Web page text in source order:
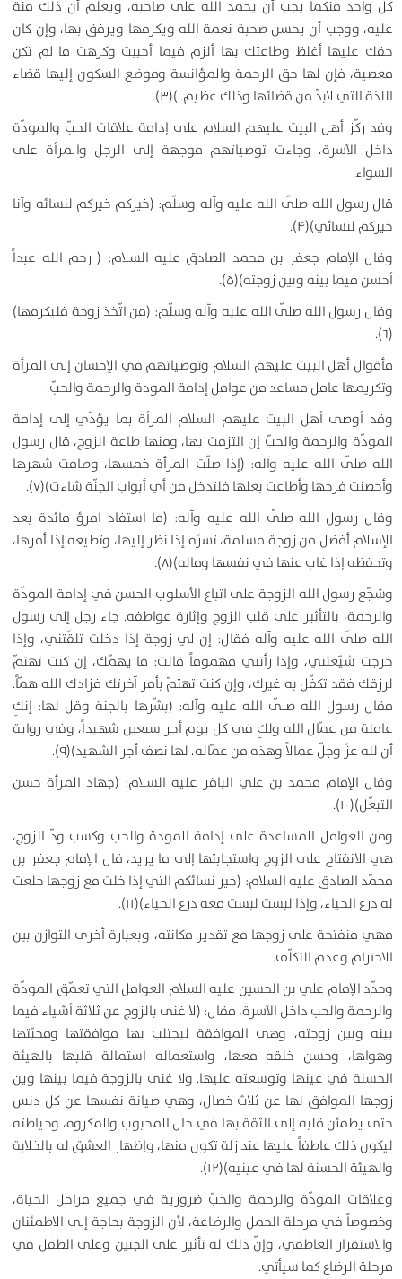
كل واحد منكما يجب أن يحمد الله على صاحبه، ويعلم أن ذلك منة
عليه، ووجب أن يحسن صحبة نعمة الله ويكرمها ويرفق بها، وإن كان
حقك عليها أغلظ وطاعتك بها ألزم فيما أحببت وكرهت ما لم تكن
معصية، فإن لها حق الرحمة والمؤانسة وموضع السكون إليها قضاء
اللذة التي لابدّ من قضائها وذلك عظيم..)(۳).
وقد ركّز أهل البيت عليهم السلام على إدامة علاقات الحبّ والمودّة
داخل الأسرة، وجاءت توصياتهم موجهة إلى الرجل والمرأة على
السواء.
قال رسول الله صلّى الله عليه وآله وسلّم: (خيركم خيركم لنسائه وأنا
خيركم لنسائي)(۴).
وقال الإمام جعفر بن محمد الصادق عليه السلام: ( رحم الله عبداً
أحسن فيما بينه وبين زوجته)(۵).
وقال رسول الله صلّى الله عليه وآله وسلّم: (من اتّخذ زوجة فليكرمها)
(۶).
فأقوال أهل البيت عليهم السلام وتوصياتهم في الإحسان إلى المرأة
وتكريمها عامل مساعد من عوامل إدامة المودة والرحمة والحبّ.
وقد أوصى أهل البيت عليهم السلام المرأة بما يؤدّي إلى إدامة
المودّة والرحمة والحبّ إن التزمت بها، ومنها طاعة الزوج، قال رسول
الله صلّى الله عليه وآله: (إذا صلّت المرأة خمسها، وصامت شهرها
وأحصنت فرجها وأطاعت بعلها فلتدخل من أي أبواب الجنّة شاءت)(۷).
وقال رسول الله صلّى الله عليه وآله: (ما استفاد امرؤ فائدة بعد
الإسلام أفضل من زوجة مسلمة، تسرّه إذا نظر إليها، وتطيعه إذا أمرها،
وتحفظه إذا غاب عنها في نفسها وماله)(۸).
وشجّع رسول الله الزوجة على اتباع الأسلوب الحسن في إدامة المودّة
والرحمة، بالتأثير على قلب الزوج وإثارة عواطفه. جاء رجل إلى رسول
الله صلّى الله عليه وآله فقال: إن لي زوجة إذا دخلت تلقّتني، وإذا
خرجت شيّعتني، وإذا رأتني مهموماً قالت: ما يهمّك، إن كنت تهتمّ
لرزقك فقد تكفّل به غيرك، وإن كنت تهتمّ بأمر آخرتك فزادك الله همّاً.
فقال رسول الله صلّى الله عليه وآله: (بشّرها بالجنة وقل لها: إنكِ
عاملة من عمّال الله ولكِ في كل يوم أجر سبعين شهيداً، وفي رواية
أن لله عزّ وجلّ عمالاً وهذه من عمّاله، لها نصف أجر الشهيد)(۹).
وقال الإمام محمد بن علي الباقر عليه السلام: (جهاد المرأة حسن
التبعّل)(۱۰).
ومن العوامل المساعدة على إدامة المودة والحب وكسب ودّ الزوج،
هي الانفتاح على الزوج واستجابتها إلى ما يريد، قال الإمام جعفر بن
محمّد الصادق عليه السلام: (خير نسائكم التي إذا خلت مع زوجها خلعت
له درع الحياء، وإذا لبست لبست معه درع الحياء)(۱۱).
فهي منفتحة على زوجها مع تقدير مكانته، وبعبارة أخرى التوازن بين
الاحترام وعدم التكلّف.
وحدّد الإمام علي بن الحسين عليه السلام العوامل التي تعمّق المودّة
والرحمة والحب داخل الأسرة، فقال: (لا غنى بالزوج عن ثلاثة أشياء فيما
بينه وبين زوجته، وهى الموافقة ليجتلب بها موافقتها ومحبّتها
وهواها، وحسن خلقه معها، واستعماله استمالة قلبها بالهيئة
الحسنة في عينها وتوسعته عليها. ولا غنى بالزوجة فيما بينها وين
زوجها الموافق لها عن ثلاث خصال، وهي صيانة نفسها عن كل دنس
حتى يطمئن قلبه إلى الثقة بها في حال المحبوب والمكروه، وحياطته
ليكون ذلك عاطفاً عليها عند زلة تكون منها، وإظهار العشق له بالخلابة
والهيئة الحسنة لها في عينيه)(۱۲).
وعلاقات المودّة والرحمة والحبّ ضرورية في جميع مراحل الحياة،
وخصوصاً في مرحلة الحمل والرضاعة، لأن الزوجة بحاجة إلى الاطمئنان
والاستقرار العاطفي، وإنّ ذلك له تأثير على الجنين وعلى الطفل في
مرحلة الرضاع كما سيأتي.